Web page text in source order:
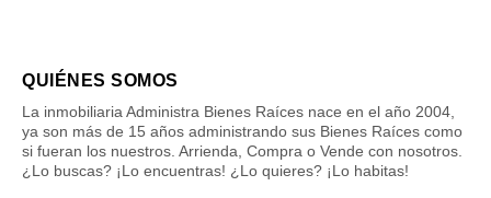
QUIÉNES SOMOS
La inmobiliaria Administra Bienes Raíces nace en el año 2004,
ya son más de 15 años administrando sus Bienes Raíces como
si fueran los nuestros. Arrienda, Compra o Vende con nosotros.
¿Lo buscas? ¡Lo encuentras! ¿Lo quieres? ¡Lo habitas!